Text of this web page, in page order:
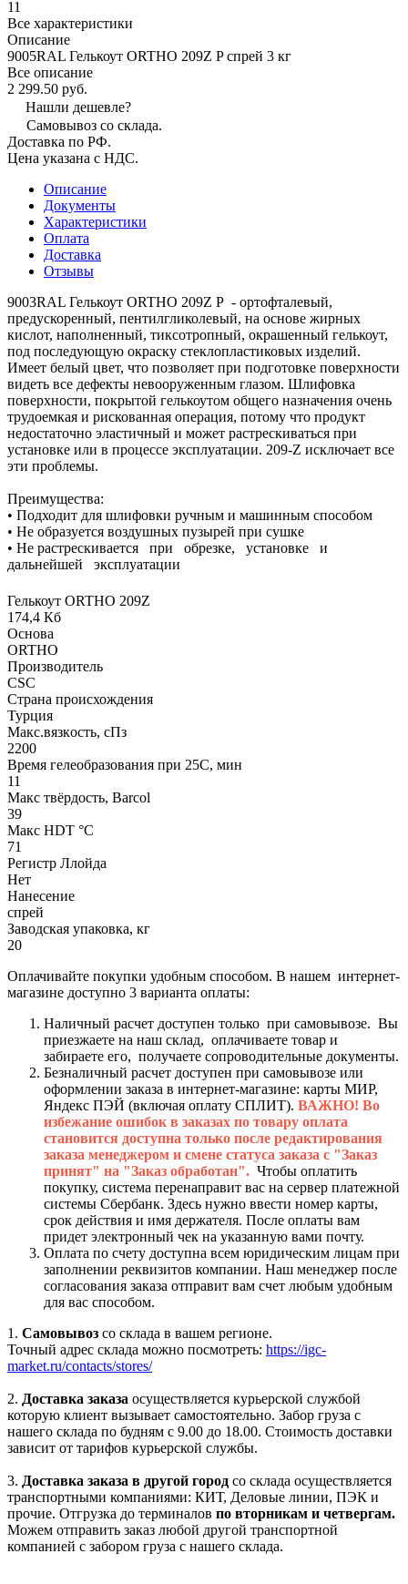
11
Все характеристики
Описание
9005RAL Гелькоут ORTHO 209Z P спрей 3 кг
Все описание
2 299.50 руб.
Нашли дешевле?
Самовывоз со склада.
Доставка по РФ.
Цена указана с НДС.
Описание
Документы
Характеристики
Оплата
Доставка
Отзывы
9003RAL Гелькоут ORTHO 209Z P - ортофталевый,
предускоренный, пентилгликолевый, на основе жирных
кислот, наполненный, тиксотропный, окрашенный гелькоут,
под последующую окраску стеклопластиковых изделий.
Имеет белый цвет, что позволяет при подготовке поверхности
видеть все дефекты невооруженным глазом. Шлифовка
поверхности, покрытой гелькоутом общего назначения очень
трудоемкая и рискованная операция, потому что продукт
недостаточно эластичный и может растрескиваться при
установке или в процессе эксплуатации. 209-Z исключает все
эти проблемы.
Преимущества:
• Подходит для шлифовки ручным и машинным способом
• Не образуется воздушных пузырей при сушке
• Не растрескивается при обрезке, установке и
дальнейшей эксплуатации
Гелькоут ORTHO 209Z
174,4 Кб
Основа
ORTHO
Производитель
CSC
Страна происхождения
Турция
Макс.вязкoсть, сПз
2200
Время гелеобразования при 25С, мин
11
Макс твёрдость, Barcol
39
Макс HDT °С
71
Регистр Ллойда
Нет
Нанесение
спрей
Заводская упаковка, кг
20
Оплачивайте покупки удобным способом. В нашем интернет-
магазине доступно 3 варианта оплаты:
Наличный расчет доступен только при самовывозе. Вы
приезжаете на наш склад, оплачиваете товар и
забираете его, получаете сопроводительные документы.
Безналичный расчет доступен при самовывозе или
оформлении заказа в интернет-магазине: карты МИР,
Яндекс ПЭЙ (включая оплату СПЛИТ). ВАЖНО! Во
избежание ошибок в заказах по товару оплата
становится доступна только после редактирования
заказа менеджером и смене статуса заказа с "Заказ
принят" на "Заказ обработан". Чтобы оплатить
покупку, система перенаправит вас на сервер платежной
системы Сбербанк. Здесь нужно ввести номер карты,
срок действия и имя держателя. После оплаты вам
придет электронный чек на указанную вами почту.
Оплата по счету доступна всем юридическим лицам при
заполнении реквизитов компании. Наш менеджер после
согласования заказа отправит вам счет любым удобным
для вас способом.
1. Самовывоз со склада в вашем регионе.
Точный адрес склада можно посмотреть: https://igc-
market.ru/contacts/stores/
2. Доставка заказа осуществляется курьерской службой
которую клиент вызывает самостоятельно. Забор груза с
нашего склада по будням с 9.00 до 18.00. Стоимость доставки
зависит от тарифов курьерской службы.
3. Доставка заказа в другой город со склада осуществляется
транспортными компаниями: КИТ, Деловые линии, ПЭК и
прочие. Отгрузка до терминалов по вторникам и четвергам.
Можем отправить заказ любой другой транспортной
компанией с забором груза с нашего склада.